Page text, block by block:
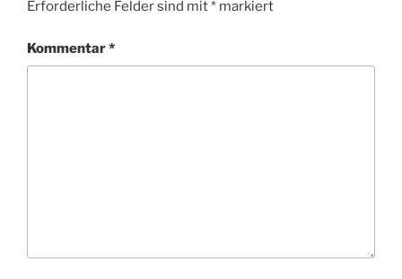
Erforderliche Felder sind mit* markiert
Kommentar*